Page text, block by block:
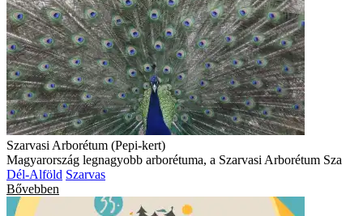
Szarvasi Arborétum (Pepi-kert)
Magyarország legnagyobb arborétuma, a Szarvasi Arborétum Sza
Dél-Alföld Szarvas
Bővebben